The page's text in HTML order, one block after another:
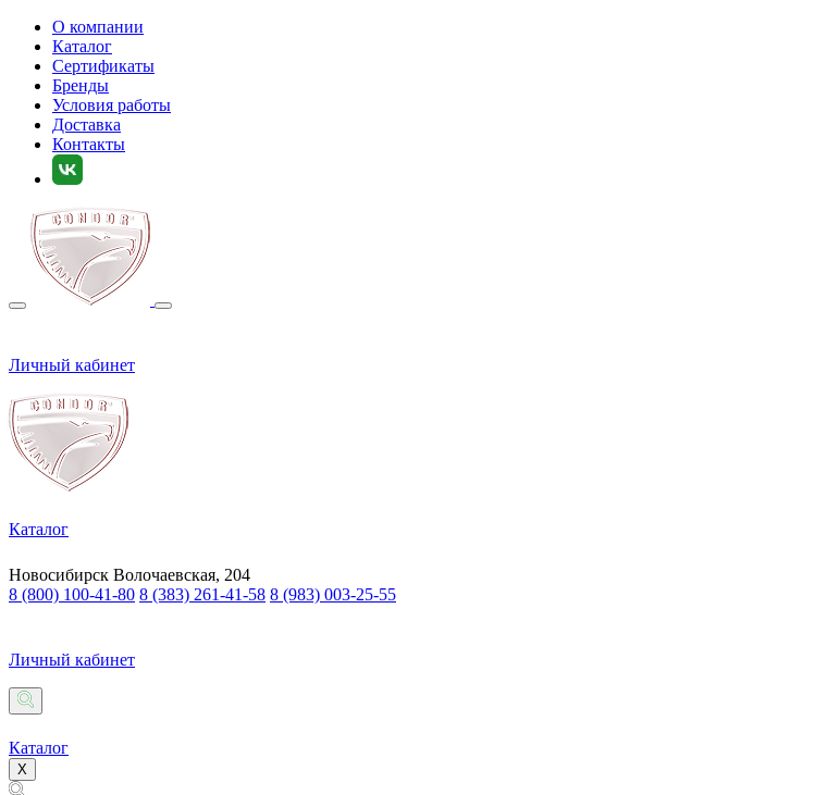
О компании
Каталог
Сертификаты
Бренды
Условия работы
Доставка
Контакты
Личный кабинет
Каталог
Новосибирск Волочаевская, 204
8 (800) 100-41-80 8 (383) 261-41-58 8 (983) 003-25-55
Личный кабинет
Каталог
X